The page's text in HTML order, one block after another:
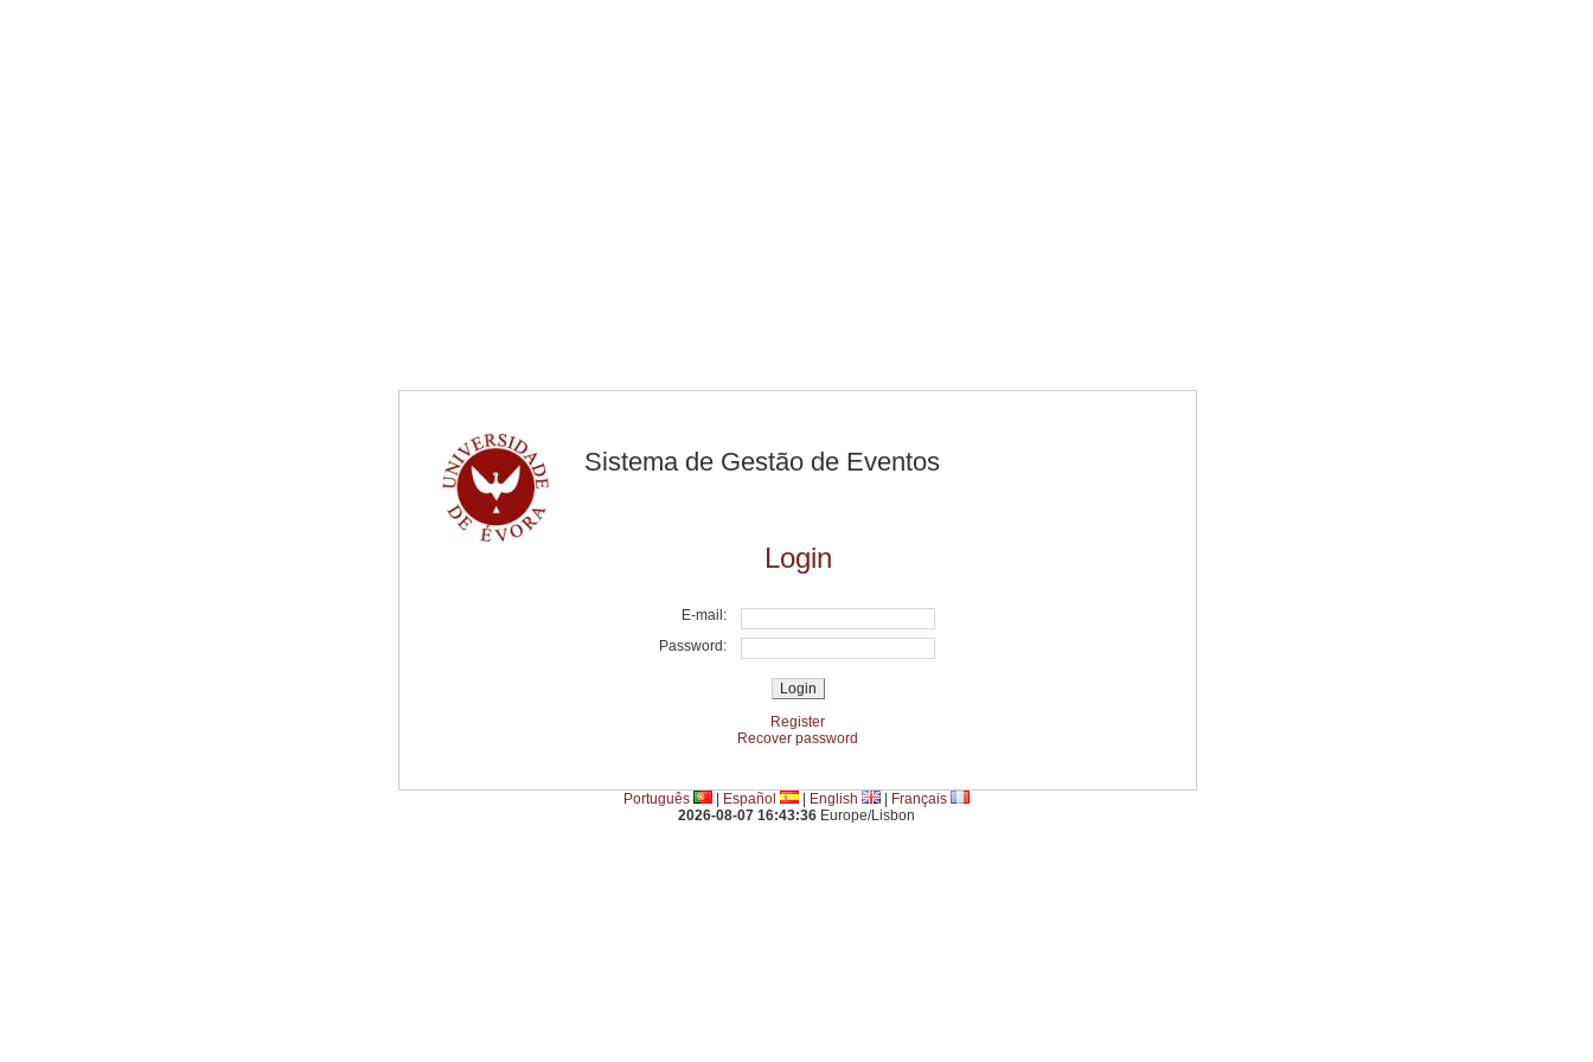
Sistema de Gestão de Eventos
Login
E-mail:
Password:
Register
Recover password
Português Español English
Français
2026-08-07 16:43:36 Europe/Lisbon